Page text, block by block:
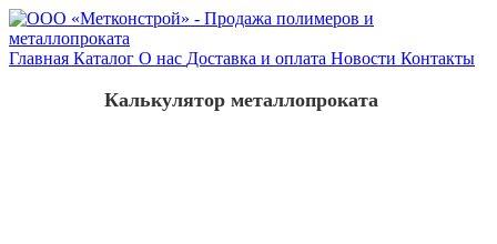
Главная Каталог О нас Доставка и оплата Новости Контакты
Калькулятор металлопроката